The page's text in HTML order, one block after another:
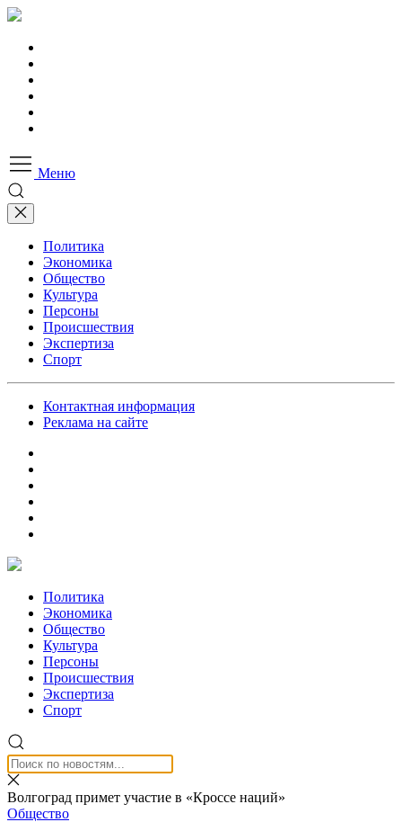
Меню
Политика
Экономика
Общество
Культура
Персоны
Происшествия
Экспертиза
Спорт
Контактная информация
Реклама на сайте
Политика
Экономика
Общество
Культура
Персоны
Происшествия
Экспертиза
Спорт
Волгоград примет участие в «Кроссе наций»
Общество